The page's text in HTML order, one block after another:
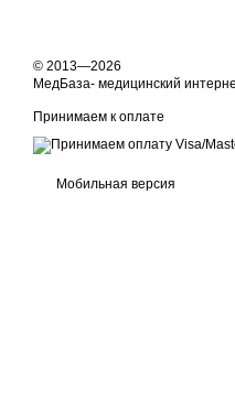
© 2013—2026
МедБаза- медицинский
Принимаем к оплате
Мобильная версия